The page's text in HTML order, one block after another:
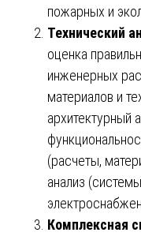
пожарных и
Технический
оценка
инженерных
материалов и
архитектурный
(расчеты,
анализ
Комплексная